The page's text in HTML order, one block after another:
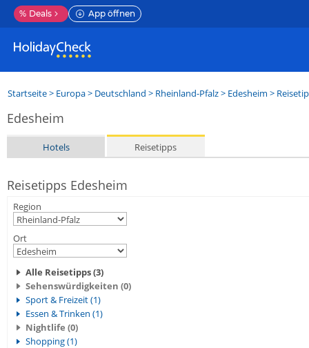
% Deals App öffnen
Startseite> Europa> Deutschland > Rheinland-Pfalz> Edesheim >
Edesheim
Hotels Reisetipps
Reisetipps Edesheim
Region
Ort
Alle Reisetipps (3)
Sehenswürdigkeiten (0)
Sport & Freizeit (1)
Essen & Trinken (1)
Nightlife (0)
Shopping (1)